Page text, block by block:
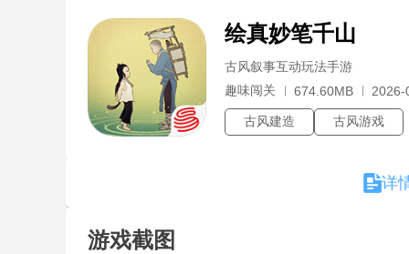
绘真妙笔千山
古风叙事互动玩法手游
趣味闯关
674.60MB 2026-
古风建造 古风游戏
详
游戏截图